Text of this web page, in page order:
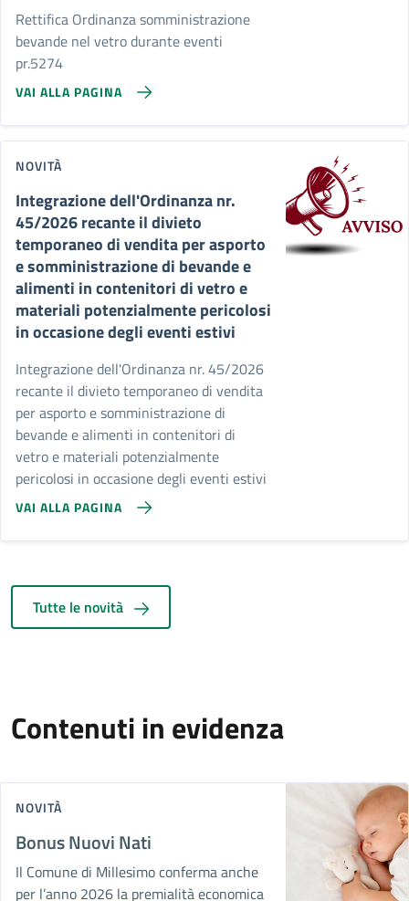
Rettifica Ordinanza somministrazione
bevande nel vetro durante eventi
pr.5274
VAI ALLA PAGINA
NOVITÀ
Integrazione dell'Ordinanza nr.
45/2026 recante il divieto
temporaneo di vendita per asporto
e somministrazione di bevande e
alimenti in contenitori di vetro e
materiali potenzialmente pericolosi
in occasione degli eventi estivi
Integrazione dell'Ordinanza nr. 45/2026
recante il divieto temporaneo di vendita
per asporto e somministrazione di
bevande e alimenti in contenitori di
vetro e materiali potenzialmente
pericolosi in occasione degli eventi estivi
VAI ALLA PAGINA
Tutte le novità
Contenuti in evidenza
NOVITÀ
Bonus Nuovi Nati
Il Comune di Millesimo conferma anche
per l’anno 2026 la premialità economica